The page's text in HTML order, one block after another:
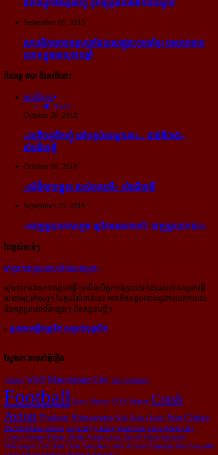
រវល់​ឈ្លក់​នឹង​ទូរស័ព្ទ ទុក​ឲ្យ​កូន​លង់​ទឹក​ជិត​ស្លាប់
September 09, 2018
ស្ថាបនិក​ពេទ្យ​គន្ធបុប្ផា​ដែល​សង្គ្រោះ​កុមារ​ខ្មែរ​ បាន​លាចាក​
លោក​ក្នុង​អាយុ​៧១ឆ្នាំ
កំសាន្ដ តារា ពីនេះពីនោះ
អានពិស្ដារ
9543
October 20, 2018
«រាត្រីចន្ទទឹកឃ្មុំ នៅបន្ទប់សណ្ឋាគារ... ជាន់ទី៣៥»
សំណើចខ្លី
October 09, 2018
«សំដី​ឲ្យ​ប្រផ្នូល របស់​កូនស្រី» សំណើចខ្លី
September 25, 2018
«ចេញ​មួយ​កេស​ហ្មង ឲ្យ​តែ​នរណា​ហៅ! ចេញ​មួយ​កេស!»
ដៃគូសំខាន់ៗ
រក​​ប្រាក់​​ជា​​មួយ​​គេហទំព័រ​​របស់​​អ្នក? -
សូម​ទាក់ទង​មក​ទស្សនាវដ្ដី ប្រសិន​បើ​អ្នក​ចង់​ក្លាយ​ជា​ដៃគូរ​របស់​ទស្សនាវដ្ដី​
មនោរម្យ.អាំងហ្វូ។ ដៃ​គូរ​ដ៏​សំខាន់​នេះ អាច​នឹង​ទទួល​បាន​នូវ​ការ​យោគយល់
និង​អត្ថ​ប្រយោជន៍​ផ្សេងៗ ពីទស្សនាវដ្ដី។
» ទូរសាអេឡិចត្រូនិក សម្រាប់បុគ្គលិក
ស្វែងរក តាមសំនុំរឿង
Titanic WWF Manchester City Tek Vannara
Football Barry Sheene VOA Pasteur Crash
Avion Thaksin Shinawatra Sok Sam Oeun Son Chhay
Buckingham Palace Xayabury Chang Wanquan FIFA World Cup
Thouch Ratana Thiago Motta Adam Lanza David Silva diamant
Volkswagen Golf Keo Chan Samphors muk Avraam Papadopoulos Gap sem